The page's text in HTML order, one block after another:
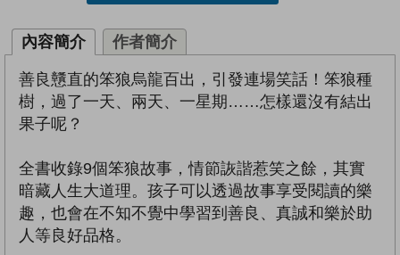
內容簡介 作者簡介
善良戇直的笨狼烏龍百出，引發連場笑話！笨狼種
樹，過了一天、兩天、一星期……怎樣還沒有結出
果子呢？
全書收錄9個笨狼故事，情節詼諧惹笑之餘，其實
暗藏人生大道理。孩子可以透過故事享受閱讀的樂
趣，也會在不知不覺中學習到善良、真誠和樂於助
人等良好品格。